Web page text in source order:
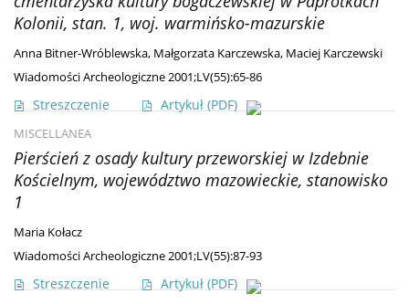
Kolonii, stan. 1, woj. warmińsko-mazurskie
Anna Bitner-Wróblewska, Małgorzata Karczewska, Maciej Karczewski
Wiadomości Archeologiczne 2001;LV(55):65-86
Streszczenie Artykuł (PDF)
MISCELLANEA
Pierścień z osady kultury przeworskiej w Izdebnie
Kościelnym, województwo mazowieckie, stanowisko
1
Maria Kołacz
Wiadomości Archeologiczne 2001;LV(55):87-93
Streszczenie Artykuł (PDF)